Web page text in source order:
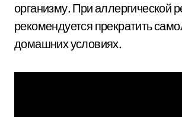
организму. При аллергической
рекомендуется прекратить
домашних условиях.